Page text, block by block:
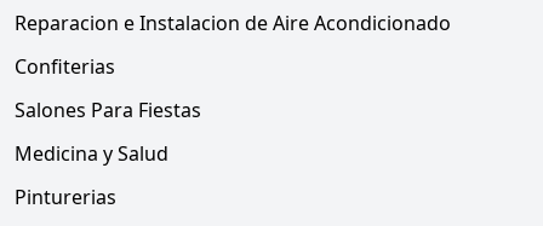
Reparacion e Instalacion de Aire Acondicionado
Confiterias
Salones Para Fiestas
Medicina y Salud
Pinturerias